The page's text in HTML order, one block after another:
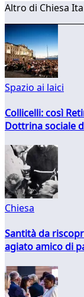
Altro di Chiesa
Spazio ai laici
Collicelli: così
Dottrina sociale
Chiesa
Santità da
agiato amico di